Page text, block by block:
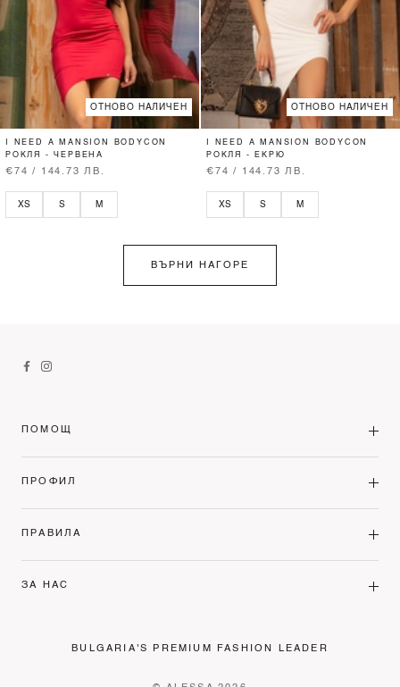
ОТНОВО НАЛИЧЕН
I NEED A MANSION BODYCON
РОКЛЯ - ЧЕРВЕНА
€74 / 144.73 ЛВ.
XS S M
ОТНОВО НАЛИЧЕН
I NEED A MANSION BODYCON
РОКЛЯ - ЕКРЮ
€74 / 144.73 ЛВ.
XS S M
ВЪРНИ НАГОРЕ
ПОМОЩ
ПРОФИЛ
ПРАВИЛА
ЗА НАС
BULGARIA'S PREMIUM FASHION LEADER